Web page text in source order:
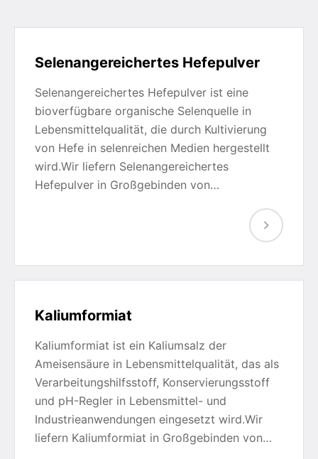
Selenangereichertes Hefepulver
Selenangereichertes Hefepulver ist eine
bioverfügbare organische Selenquelle in
Lebensmittelqualität, die durch Kultivierung
von Hefe in selenreichen Medien hergestellt
wird.Wir liefern Selenangereichertes
Hefepulver in Großgebinden von…
Kaliumformiat
Kaliumformiat ist ein Kaliumsalz der
Ameisensäure in Lebensmittelqualität, das als
Verarbeitungshilfsstoff, Konservierungsstoff
und pH-Regler in Lebensmittel- und
Industrieanwendungen eingesetzt wird.Wir
liefern Kaliumformiat in Großgebinden von…